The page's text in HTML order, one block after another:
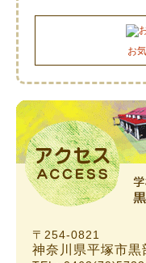
お
〒254-0821
神奈川県平塚市黒